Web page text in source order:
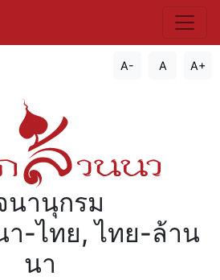
A- A A+
นานุกรม
-ไทย, ไทย-ล้าน
นา